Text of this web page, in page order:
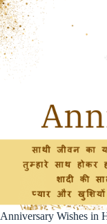
Anniversary Wishes in